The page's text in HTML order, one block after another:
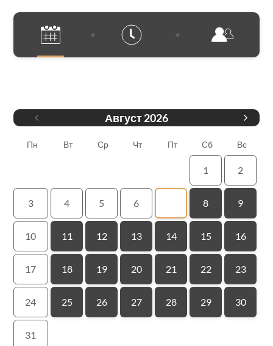
Август2026
Пн Вт Ср Чт Пт Сб Вс
1 2
3 4 5 6 8 9
10 11 12 13 14 15 16
17 18 19 20 21 22 23
24 25 26 27 28 29 30
31